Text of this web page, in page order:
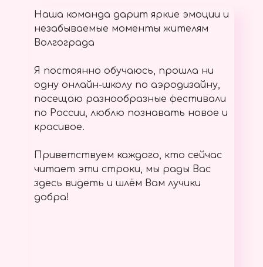
Наша команда дарит яркие эмоции и
незабываемые моменты жителям
Волгограда
Я постоянно обучаюсь, прошла ни
одну онлайн-школу по аэродизайну,
посещаю разнообразные фестивали
по России, люблю познавать новое и
красивое.
Приветствуем каждого, кто сейчас
читает эти строки, мы рады Вас
здесь видеть и шлём Вам лучики
добра!